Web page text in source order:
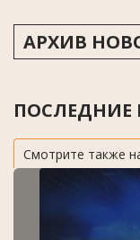
АРХИВ
ПОСЛЕДНИЕ
Смотрите также